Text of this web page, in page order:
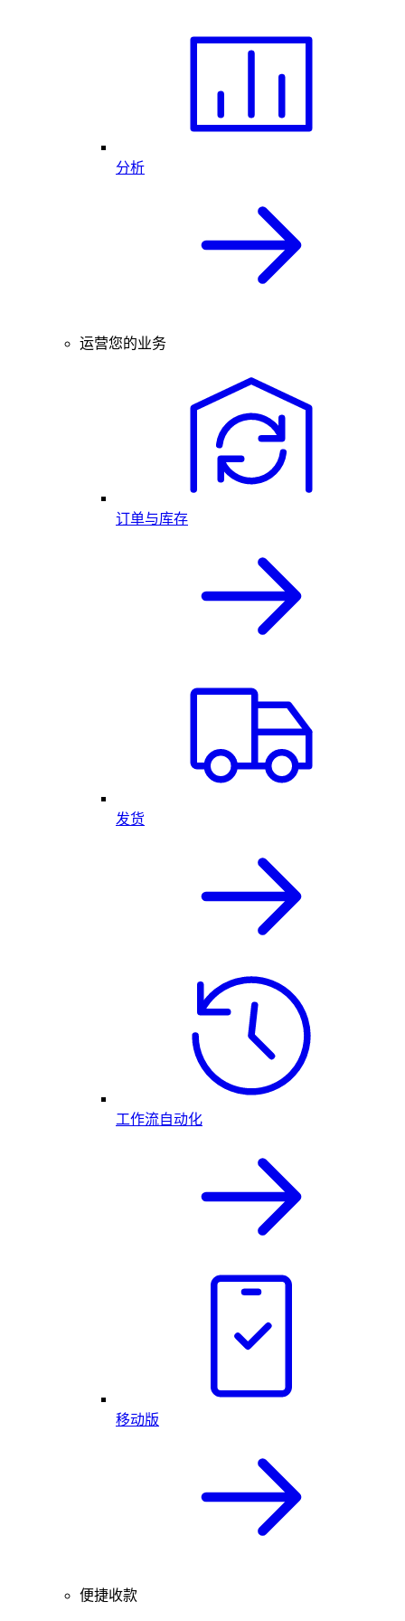
分析
运营您的业务
订单与库存
发货
工作流自动化
移动版
便捷收款